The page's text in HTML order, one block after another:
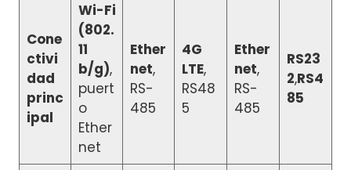
Cone
ctivi
dad
princ
ipal
Wi-Fi
(802.
11
b/g),
puert
o
Ether
net
Ether
net,
RS-
485
4G
LTE,
RS48
5
Ether
net,
RS-
485
RS23
2,RS4
85